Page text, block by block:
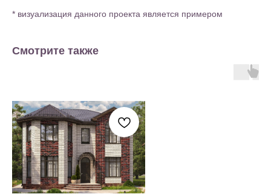
* визуализация данного проекта является примером
Смотрите также